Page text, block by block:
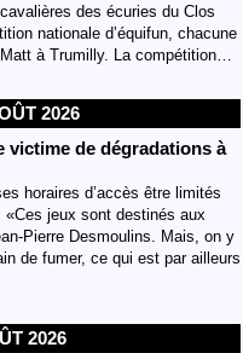
des écuries du Clos
nationale d’équifun, chacune
à Trumilly. La compétition…
2026
victime de dégradations à
horaires d’accès être limités
«Ces jeux sont destinés aux
Pierre Desmoulins. Mais, on y
de fumer, ce qui est par ailleurs
2026